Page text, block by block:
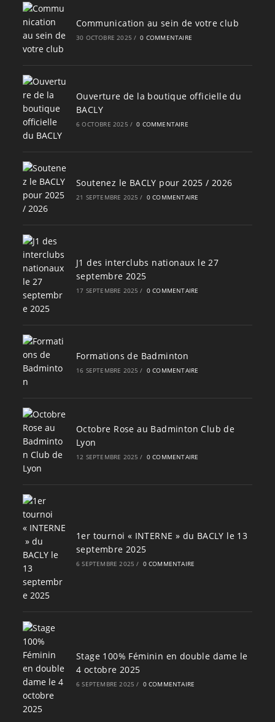
Communication au sein de votre club
30 OCTOBRE 2025 / 0 COMMENTAIRE
Ouverture de la boutique officielle du
BACLY
6 OCTOBRE 2025 / 0 COMMENTAIRE
Soutenez le BACLY pour 2025 / 2026
21 SEPTEMBRE 2025 / 0 COMMENTAIRE
J1 des interclubs nationaux le 27
septembre 2025
17 SEPTEMBRE 2025 / 0 COMMENTAIRE
Formations de Badminton
16 SEPTEMBRE 2025 / 0 COMMENTAIRE
Octobre Rose au Badminton Club de
Lyon
12 SEPTEMBRE 2025 / 0 COMMENTAIRE
1er tournoi « INTERNE » du BACLY le 13
septembre 2025
6 SEPTEMBRE 2025 / 0 COMMENTAIRE
Stage 100% Féminin en double dame le
4 octobre 2025
6 SEPTEMBRE 2025 / 0 COMMENTAIRE